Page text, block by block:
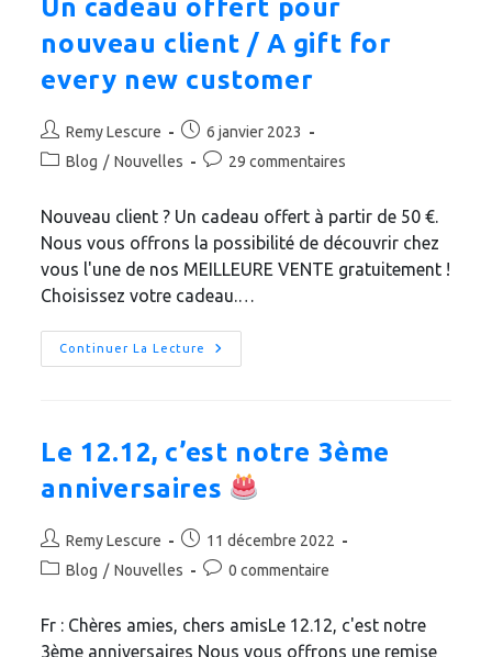
Un cadeau offert pour
nouveau client / A gift for
every new customer
Auteur/autrice
de
Remy Lescure
Publication
publiée :
6 janvier 2023
PostBlog / Nouvelles
Commentaires
publication :
29 commentaires
Nouveau client ? Un cadeau offert à partir de 50 €.
Nous vous offrons la possibilité de découvrir chez
vous l'une de nos MEILLEURE VENTE gratuitement !
Choisissez votre cadeau.…
Continuer La Lecture
Un
Cadeau
A
For
Every
Customer
Le 12.12, c’est notre 3ème
anniversaires
Auteur/autrice
de
Remy Lescure
Publication
publiée :
11 décembre 2022
PostBlog / Nouvelles
Commentaires
publication :
0 commentaire
Fr : Chères amies, chers amisLe 12.12, c'est notre
3ème anniversaires Nous vous offrons une remise